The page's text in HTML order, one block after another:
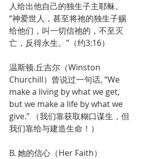
人给出他自己的独生子主耶稣。
“神爱世人，甚至将祂的独生子赐
给他们，叫一切信祂的，不至灭
亡，反得永生。”（约3:16）
温斯顿.丘吉尔（Winston
Churchill）曾说过一句话, “We
make a living by what we get,
but we make a life by what we
give.” （我们靠获取糊口谋生，但
我们靠给与建造生命！）
B. 她的信心（Her Faith）